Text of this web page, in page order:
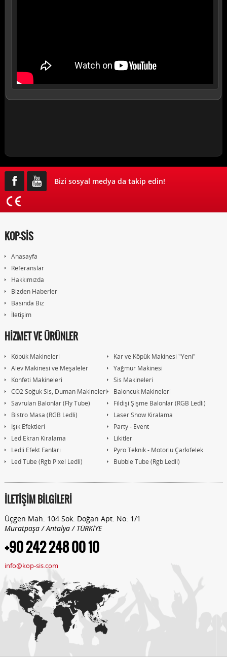
Bizi sosyal medya da takip edin!
KOP-SİS
Anasayfa
Referanslar
Hakkımızda
Bizden Haberler
Basında Biz
İletişim
HİZMET VE ÜRÜNLER
Köpük Makineleri
Kar ve Köpük Makinesi "Yeni"
Alev Makinesi ve Meşaleler
Yağmur Makinesi
Konfeti Makineleri
Sis Makineleri
CO2 Soğuk Sis, Duman Makineleri
Baloncuk Makineleri
Savrulan Balonlar (Fly Tube)
Fildişi Şişme Balonlar (RGB Ledli)
Bistro Masa (RGB Ledli)
Laser Show Kiralama
Işık Efektleri
Party - Event
Led Ekran Kiralama
Likitler
Ledli Efekt Fanları
Pyro Teknik - Motorlu Çarkıfelek
Led Tube (Rgb Pixel Ledli)
Bubble Tube (Rgb Ledli)
İLETİŞİM BİLGİLERİ
Üçgen Mah. 104 Sok. Doğan Apt. No: 1/1
Muratpaşa / Antalya / TÜRKİYE
+90 242 248 00 10
info@kop-sis.com